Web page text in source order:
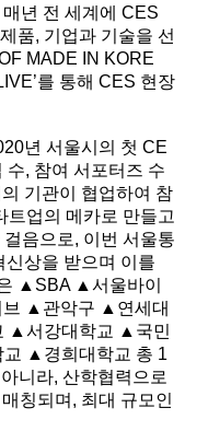
년 전 세계에 CES
품, 기업과 기술을 선
MADE IN KORE
를 통해 CES 현장
년 서울시의 첫 CE
수, 참여 서포터즈 수
기관이 협업하여 참
트업의 메카로 만들고
음으로, 이번 서울통
신상을 받으며 이를
▲SBA ▲서울바이
▲관악구 ▲연세대
▲서강대학교 ▲국민
▲경희대학교 총 1
니라, 산학협력으로
칭되며, 최대 규모인